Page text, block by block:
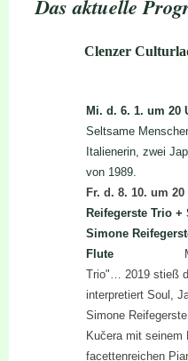
Das aktuelle
Clenzer
Mi. d. 6. 1.
Seltsame
Italienerin, zwei
von 1989.
Fr. d. 8. 10. um 20
Reifegerste Trio +
Simone
Flute
Trio"… 2019 stieß
interpretiert Soul,
Simone
Kučera mit seinem
facettenreichen